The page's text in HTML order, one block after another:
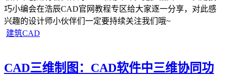
巧小编会在浩辰CAD官网教程专区给大家逐一分享，对此感
兴趣的设计师小伙伴们一定要持续关注我们哦~
建筑CAD
CAD三维制图：CAD软件中三维协同功